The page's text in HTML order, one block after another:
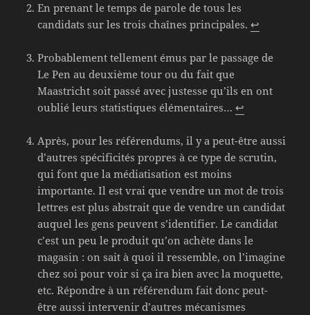
En prenant le temps de parole de tous les
candidats sur les trois chaînes principales.↩
Probablement tellement émus par le passage de
Le Pen au deuxième tour ou du fait que
Maastricht soit passé avec justesse qu’ils en ont
oublié leurs statistiques élémentaires…↩
Après, pour les référendums, il y a peut-être aussi
d’autres spécificités propres à ce type de scrutin,
qui font que la médiatisation est moins
importante. Il est vrai que vendre un mot de trois
lettres est plus abstrait que de vendre un candidat
auquel les gens peuvent s’identifier. Le candidat
c’est un peu le produit qu’on achète dans le
magasin : on sait à quoi il ressemble, on l’imagine
chez soi pour voir si ça ira bien avec la moquette,
etc. Répondre à un référendum fait donc peut-
être aussi intervenir d’autres mécanismes